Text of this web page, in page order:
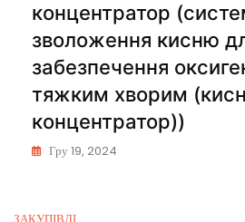
концентратор
зволоження кисню
забезпечення
тяжким хворим
концентратор))
Гру 19, 2024